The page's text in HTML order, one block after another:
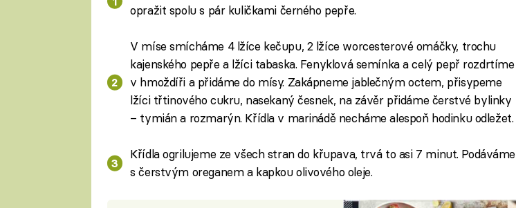
opražit spolu s pár kuličkami černého pepře.
V míse smícháme 4 lžíce kečupu, 2 lžíce worcesterové omáčky, trochu
kajenského pepře a lžíci tabaska. Fenyklová semínka a celý pepř rozdrtíme
v hmoždíři a přidáme do mísy. Zakápneme jablečným octem, přisypeme
lžíci třtinového cukru, nasekaný česnek, na závěr přidáme čerstvé bylinky
– tymián a rozmarýn. Křídla v marinádě necháme alespoň hodinku odležet.
Křídla ogrilujeme ze všech stran do křupava, trvá to asi 7 minut. Podáváme
s čerstvým oreganem a kapkou olivového oleje.